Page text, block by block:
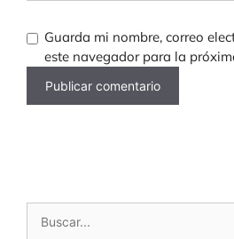
Guarda mi nombre, correo
este navegador para la